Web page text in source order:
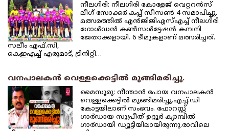
നീലഗിരി: നീലഗിരി കോളേജ് വെറ്ററന്‍സ്
ലീഗ് സോക്കര്‍ കപ്പ് സീസണ്‍ 4 സമാപിച്ചു.
മത്സരത്തില്‍ എന്‍ജിജിഎസ്എച്ച് നീലഗിരി
ഗോള്‍ഡന്‍ കണ്‍സള്‍ട്ടേഷന്‍ കമ്പനി
ജേതാക്കളായി. 6 ടീമുകളാണ് മത്സരിച്ചത്.
സലീം എഫ്.സി,
കെഇഎച്ച് എരുമാട്, ട്രിനിറ്റി…
വനപാലകന്‍ വെള്ളക്കെട്ടില്‍ മുങ്ങിമരിച്ചു.
മൈസൂരു: നീന്താന്‍ പോയ വനപാലകന്‍
വെള്ളക്കെട്ടില്‍ മുങ്ങിമരിച്ചു.എച്ച്.ഡി
കോട്ടയിലാണ് സംഭവം. ഫോറസ്റ്റ്
ഗാര്‍ഡായ സുപ്രീത് ഉദ്ദൂര്‍ ക്യാമ്പില്‍
ഗാര്‍ഡായി ഡ്യൂട്ടിയിലായിരുന്നു.രാവിലെ